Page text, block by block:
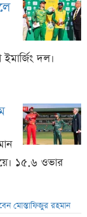
দল।
১৫.৬ ওভার
মোস্তাফিজুর রহমান